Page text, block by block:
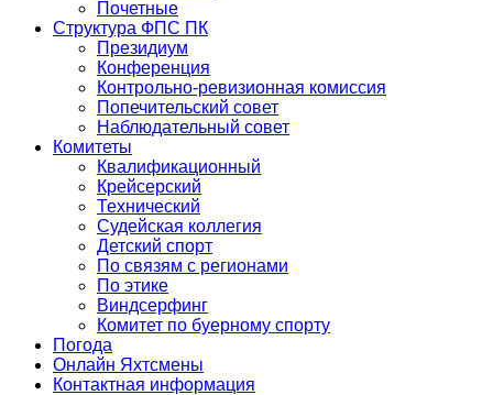
Почетные
Структура ФПС ПК
Президиум
Конференция
Контрольно-ревизионная комиссия
Попечительский совет
Наблюдательный совет
Комитеты
Квалификационный
Крейсерский
Технический
Судейская коллегия
Детский спорт
По связям с регионами
По этике
Виндсерфинг
Комитет по буерному спорту
Погода
Онлайн Яхтсмены
Контактная информация